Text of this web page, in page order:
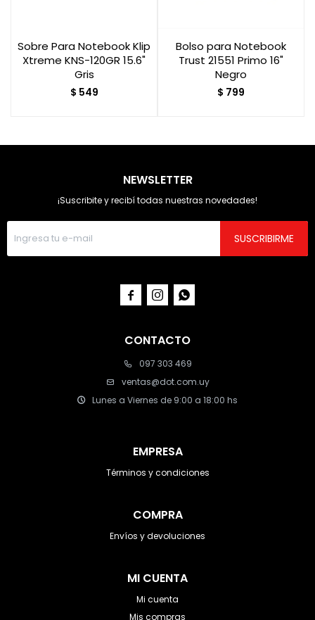
Sobre Para Notebook Klip
Xtreme KNS-120GR 15.6"
Gris
$ 549
Bolso para Notebook
Trust 21551 Primo 16"
Negro
$ 799
CONTACTO
097 303 469
ventas@dot.com.uy
Lunes a Viernes de 9:00 a 18:00 hs
EMPRESA
Términos y condiciones
COMPRA
Envíos y devoluciones
MI CUENTA
Mi cuenta
Mis compras
NEWSLETTER
¡Suscribite y recibí todas nuestras novedades!
SUSCRIBIRME
  